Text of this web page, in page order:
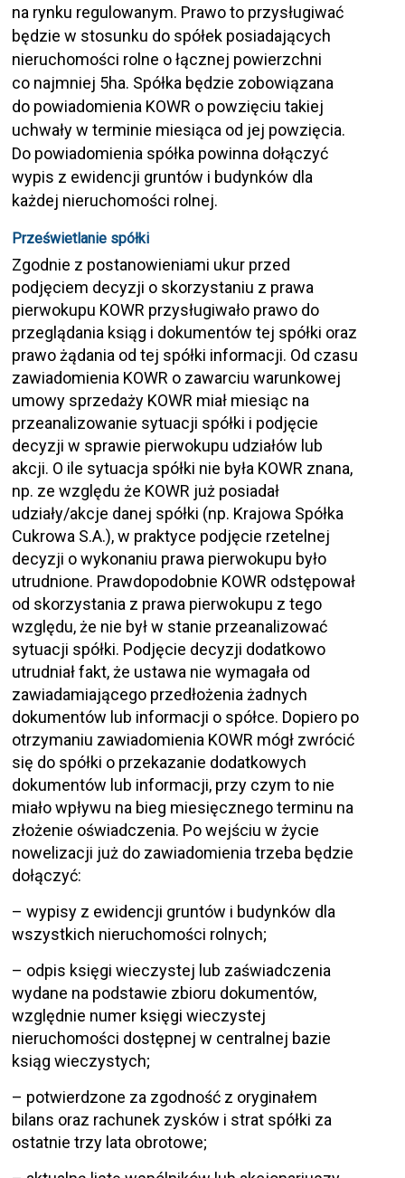
na rynku regulowanym. Prawo to przysługiwać
będzie w stosunku do spółek posiadających
nieruchomości rolne o łącznej powierzchni
co najmniej 5ha. Spółka będzie zobowiązana
do powiadomienia KOWR o powzięciu takiej
uchwały w terminie miesiąca od jej powzięcia.
Do powiadomienia spółka powinna dołączyć
wypis z ewidencji gruntów i budynków dla
każdej nieruchomości rolnej.
Prześwietlanie spółki
Zgodnie z postanowieniami ukur przed
podjęciem decyzji o skorzystaniu z prawa
pierwokupu KOWR przysługiwało prawo do
przeglądania ksiąg i dokumentów tej spółki oraz
prawo żądania od tej spółki informacji. Od czasu
zawiadomienia KOWR o zawarciu warunkowej
umowy sprzedaży KOWR miał miesiąc na
przeanalizowanie sytuacji spółki i podjęcie
decyzji w sprawie pierwokupu udziałów lub
akcji. O ile sytuacja spółki nie była KOWR znana,
np. ze względu że KOWR już posiadał
udziały/akcje danej spółki (np. Krajowa Spółka
Cukrowa S.A.), w praktyce podjęcie rzetelnej
decyzji o wykonaniu prawa pierwokupu było
utrudnione. Prawdopodobnie KOWR odstępował
od skorzystania z prawa pierwokupu z tego
względu, że nie był w stanie przeanalizować
sytuacji spółki. Podjęcie decyzji dodatkowo
utrudniał fakt, że ustawa nie wymagała od
zawiadamiającego przedłożenia żadnych
dokumentów lub informacji o spółce. Dopiero po
otrzymaniu zawiadomienia KOWR mógł zwrócić
się do spółki o przekazanie dodatkowych
dokumentów lub informacji, przy czym to nie
miało wpływu na bieg miesięcznego terminu na
złożenie oświadczenia. Po wejściu w życie
nowelizacji już do zawiadomienia trzeba będzie
dołączyć:
– wypisy z ewidencji gruntów i budynków dla
wszystkich nieruchomości rolnych;
– odpis księgi wieczystej lub zaświadczenia
wydane na podstawie zbioru dokumentów,
względnie numer księgi wieczystej
nieruchomości dostępnej w centralnej bazie
ksiąg wieczystych;
– potwierdzone za zgodność z oryginałem
bilans oraz rachunek zysków i strat spółki za
ostatnie trzy lata obrotowe;